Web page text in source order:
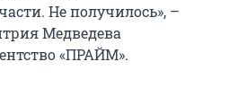
Не получилось», –
Медведева
«ПРАЙМ».